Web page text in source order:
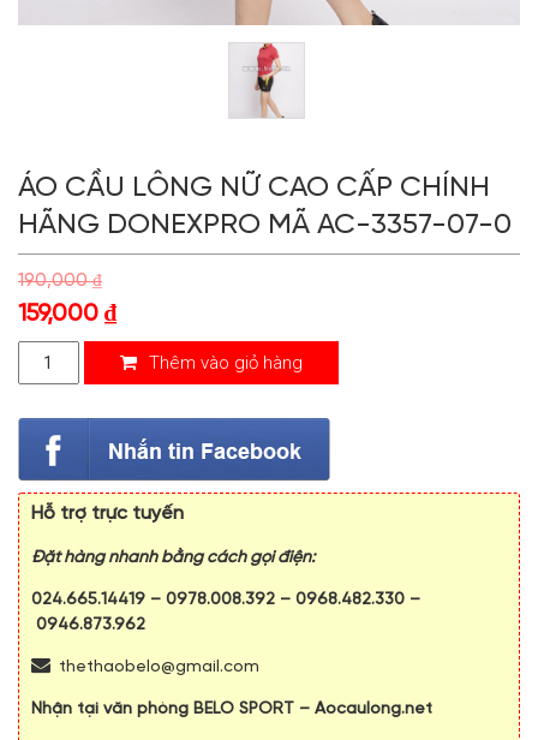
ÁO CẦU LÔNG NỮ CAO CẤP CHÍNH
HÃNG DONEXPRO MÃ AC-3357-07-0
190,000₫
159,000 ₫
Thêm vào giỏ hàng
Hỗ trợ trực tuyến
Đặt hàng nhanh bằng cách gọi điện:
024.665.14419 – 0978.008.392 – 0968.482.330 –
0946.873.962
thethaobelo@gmail.com
Nhận tại văn phòng BELO SPORT – Aocaulong.net